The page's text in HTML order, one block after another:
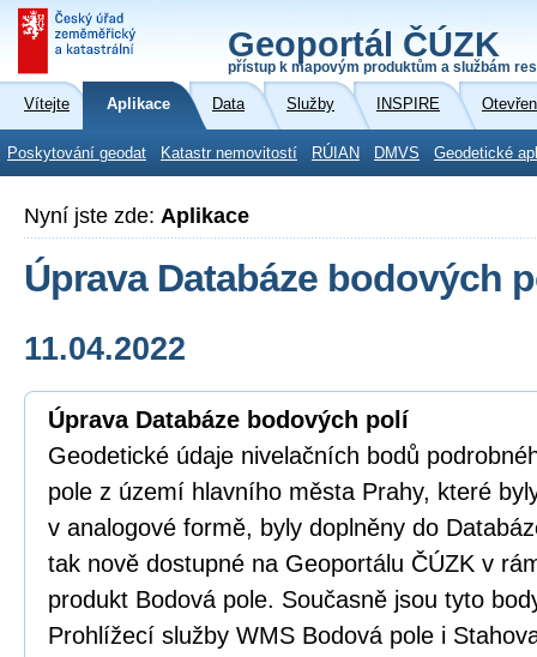
Geoportál ČÚZK
přístup k mapovým produktům a službám
Vítejte Aplikace Data Služby INSPIRE
Poskytování geodat Katastr nemovitostí RÚIAN DMVS Geodetické
Nyní jste zde: Aplikace
Úprava Databáze bodových
11.04.2022
Úprava Databáze bodových polí
Geodetické údaje nivelačních bodů
pole z území hlavního města Prahy, které
v analogové formě, byly doplněny do
tak nově dostupné na Geoportálu ČÚZK v
produkt Bodová pole. Současně jsou tyto
Prohlížecí služby WMS Bodová pole i